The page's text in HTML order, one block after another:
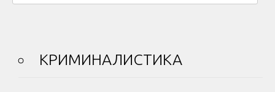
КРИМИНАЛИСТИКА